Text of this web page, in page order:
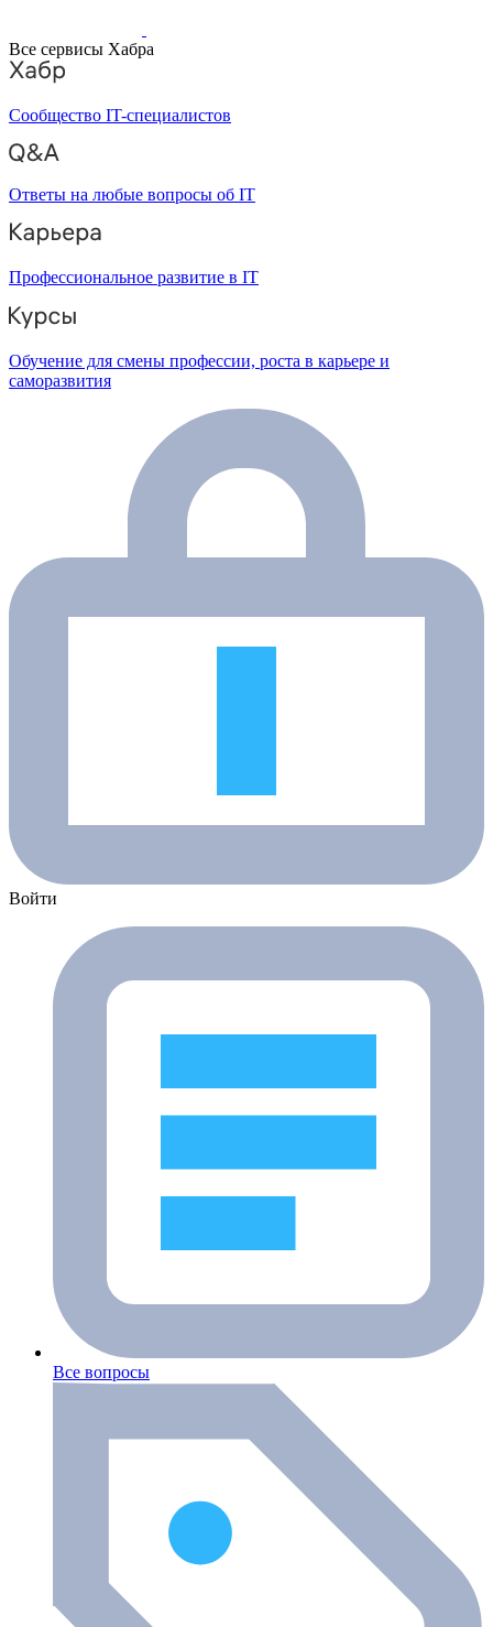
Все сервисы Хабра
Сообщество IT-специалистов
Ответы на любые вопросы об IT
Профессиональное развитие в IT
Обучение для смены профессии, роста в карьере и
саморазвития
Войти
Все вопросы